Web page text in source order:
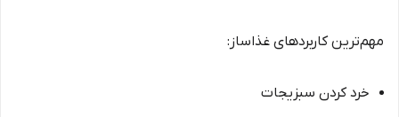
مهم‌ترین کاربردهای غذاساز:
خرد کردن سبزیجات